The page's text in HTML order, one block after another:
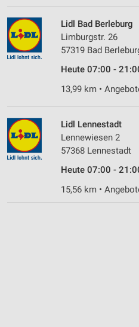
Lidl Bad Berleburg
Limburgstr. 26
57319 Bad
Heute 07:00 -
13,99 km •
Lidl Lennestadt
Lennewiesen 2
57368 Lennestadt
Heute 07:00 -
15,56 km •